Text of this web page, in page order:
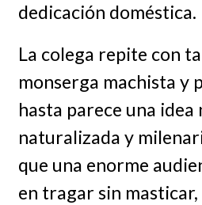
dedicación doméstica.
La colega repite con
monserga machista y
hasta parece una idea
naturalizada y
que una enorme
en tragar sin masticar,